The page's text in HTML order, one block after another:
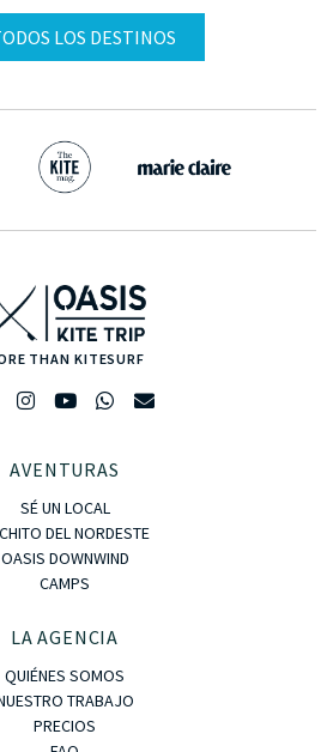
LOS DESTINOS
THAN KITESURF
AVENTURAS
SÉ UN LOCAL
DEL NORDESTE
OASIS DOWNWIND
CAMPS
LA AGENCIA
QUIÉNES SOMOS
TRABAJO
PRECIOS